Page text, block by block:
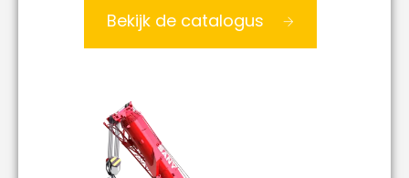
Bekijk de catalogus